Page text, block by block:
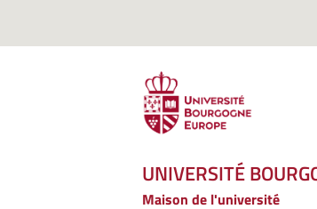
UNIVERSITÉ
Maison de l'université